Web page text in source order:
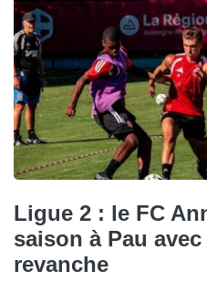
Ligue 2 : le FC
saison à Pau
revanche